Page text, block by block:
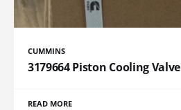
CUMMINS
3179664 Piston Cooling Valve
READ MORE